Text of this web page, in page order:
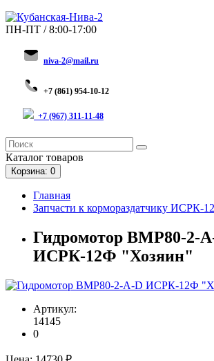
ПН-ПТ / 8:00-17:00
niva-2@mail.ru
+7 (861) 954-10-12
+7 (967) 311-11-48
Каталог товаров
Корзина: 0
Главная
Запчасти к кормораздатчику ИСРК-12
Гидромотор ВМР80-2-
ИСРК-12Ф "Хозяин"
Артикул:
14145
0